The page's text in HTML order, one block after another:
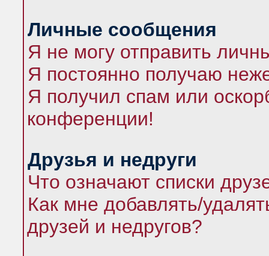
Личные сообщения
Я не могу отправить
Я постоянно получаю
Я получил спам или
конференции!
Друзья и недруги
Что означают списки
Как мне добавлять/
друзей и недругов?